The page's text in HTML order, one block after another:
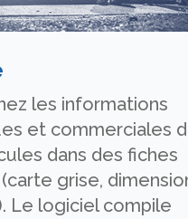
les informations
et commerciales
dans des fiches
grise,
Le logiciel compile